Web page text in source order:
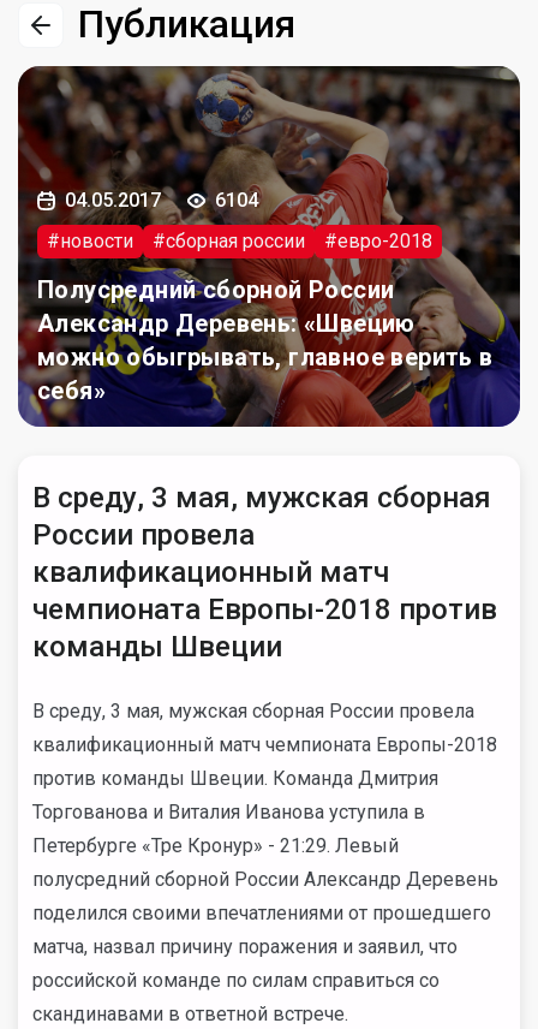
Публикация
04.05.2017
6104
#новости
#сборная россии #евро-2018
Полусредний сборной России
Александр Деревень: «Швецию
можно обыгрывать, главное верить в
себя»
В среду, 3 мая, мужская сборная
России провела
квалификационный матч
чемпионата Европы-2018 против
команды Швеции
В среду, 3 мая, мужская сборная России провела
квалификационный матч чемпионата Европы-2018
против команды Швеции. Команда Дмитрия
Торгованова и Виталия Иванова уступила в
Петербурге «Тре Кронур» - 21:29. Левый
полусредний сборной России Александр Деревень
поделился своими впечатлениями от прошедшего
матча, назвал причину поражения и заявил, что
российской команде по силам справиться со
скандинавами в ответной встрече.